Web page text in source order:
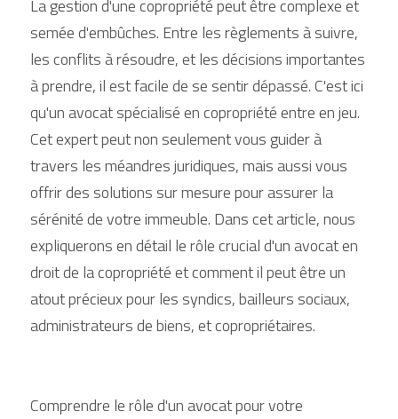
La gestion d'une copropriété peut être complexe et
semée d'embûches. Entre les règlements à suivre,
les conflits à résoudre, et les décisions importantes
à prendre, il est facile de se sentir dépassé. C'est ici
qu'un avocat spécialisé en copropriété entre en jeu.
Cet expert peut non seulement vous guider à
travers les méandres juridiques, mais aussi vous
offrir des solutions sur mesure pour assurer la
sérénité de votre immeuble. Dans cet article, nous
expliquerons en détail le rôle crucial d'un avocat en
droit de la copropriété et comment il peut être un
atout précieux pour les syndics, bailleurs sociaux,
administrateurs de biens, et copropriétaires.
Comprendre le rôle d'un avocat pour votre